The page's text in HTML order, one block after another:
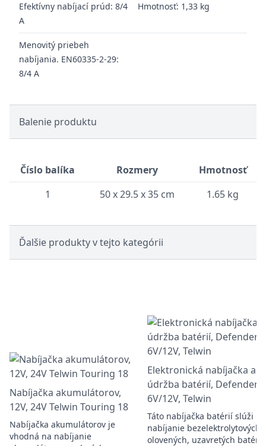
Efektívny nabíjací prúd: 8/4
A
Hmotnosť: 1,33 kg
Menovitý priebeh
nabíjania. EN60335-2-29:
8/4 A
Balenie produktu
Číslo balíka Rozmery
Hmotnosť
1
50 x 29.5 x 35 cm 1.65 kg
Ďalšie produkty v tejto kategórii
Nabíjačka akumulátorov,
12V, 24V Telwin Touring 18
Nabíjačka akumulátorov je
vhodná na nabíjanie
Elektronická nabíjačka a
údržba batérií, Defender
6V/12V, Telwin
Táto nabíjačka batérií slúži na
nabíjanie bezelektrolytových
olovených, uzavretých batérií